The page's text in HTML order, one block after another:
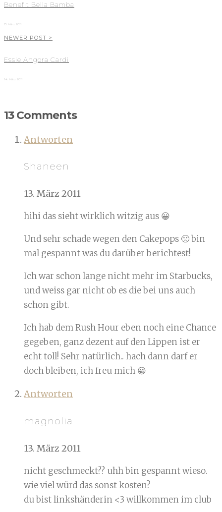
Benefit Bella Bamba
13. März 2011
NEWER POST >
Essie Angora Cardi
14. März 2011
13 Comments
Antworten
Shaneen
13. März 2011
hihi das sieht wirklich witzig aus 😀
Und sehr schade wegen den Cakepops 🙁 bin
mal gespannt was du darüber berichtest!
Ich war schon lange nicht mehr im Starbucks,
und weiss gar nicht ob es die bei uns auch
schon gibt.
Ich hab dem Rush Hour eben noch eine Chance
gegeben, ganz dezent auf den Lippen ist er
echt toll! Sehr natürlich.. hach dann darf er
doch bleiben, ich freu mich 😀
Antworten
magnolia
13. März 2011
nicht geschmeckt?? uhh bin gespannt wieso.
wie viel würd das sonst kosten?
du bist linkshänderin <3 willkommen im club